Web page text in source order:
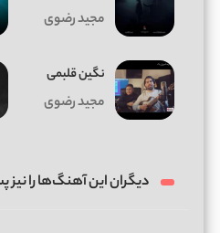
مجید رضوی
نگین قلبمی
مجید رضوی
دیگران این آهنگ‌ها را نیز